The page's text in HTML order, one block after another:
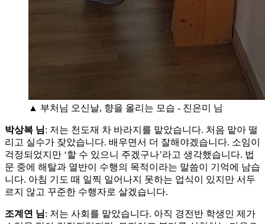
▲ 부처님 오신날, 향을 올리는 모습 - 진은미 님
박상복 님: 저는 천도재 차 바라지를 맡았습니다. 처음 맡아 떨
리고 실수가 잦았습니다. 배우면서 더 잘해야겠습니다. 소임이
걱정되었지만 ‘할 수 있으니 주겠구나’라고 생각했습니다. 법
문 중에 해탈과 열반이 수행의 목적이라는 말씀이 기억에 남습
니다. 아침 기도 때 일찍 일어나지 못하는 업식이 있지만 서두
르지 않고 꾸준한 수행자로 살겠습니다.
조계연 님: 저는 사회를 맡았습니다. 아직 경전반 학생인 제가